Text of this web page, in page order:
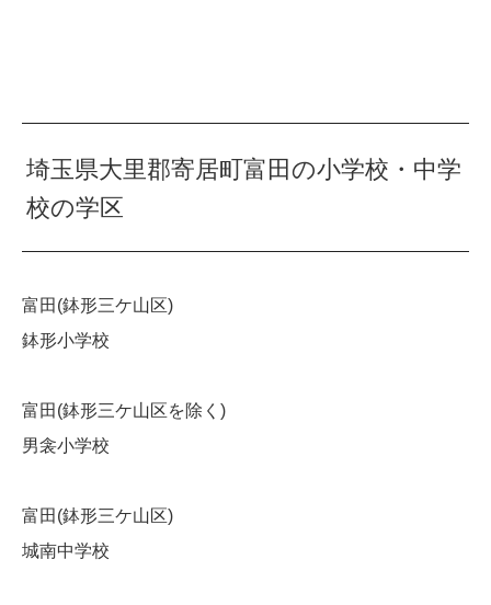
埼玉県大里郡寄居町富田の小学校・中学
校の学区
富田(鉢形三ケ山区)
鉢形小学校
富田(鉢形三ケ山区を除く)
男衾小学校
富田(鉢形三ケ山区)
城南中学校